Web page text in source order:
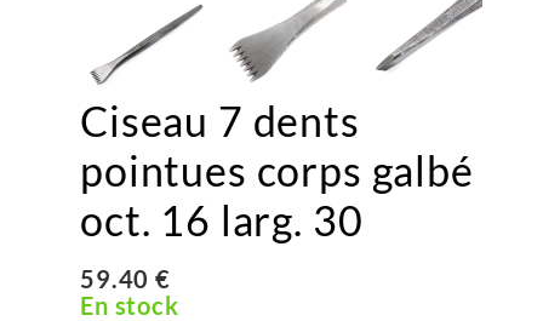
Ciseau 7 dents
pointues corps galbé
oct. 16 larg. 30
59.40 €
En stock